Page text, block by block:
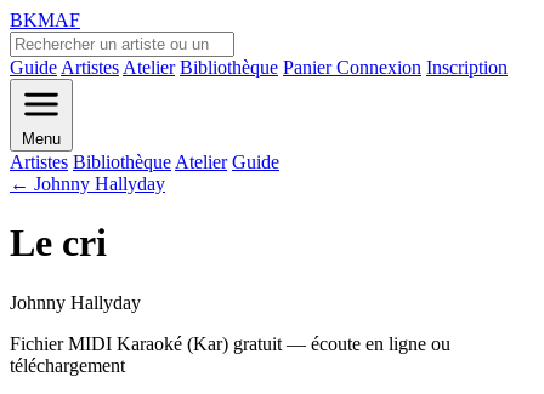
BKMAF
Guide Artistes Atelier Bibliothèque PanierConnexion Inscription
Menu
Artistes Bibliothèque Atelier Guide
← Johnny Hallyday
Le cri
Johnny Hallyday
Fichier MIDI Karaoké (Kar) gratuit — écoute en ligne ou
téléchargement